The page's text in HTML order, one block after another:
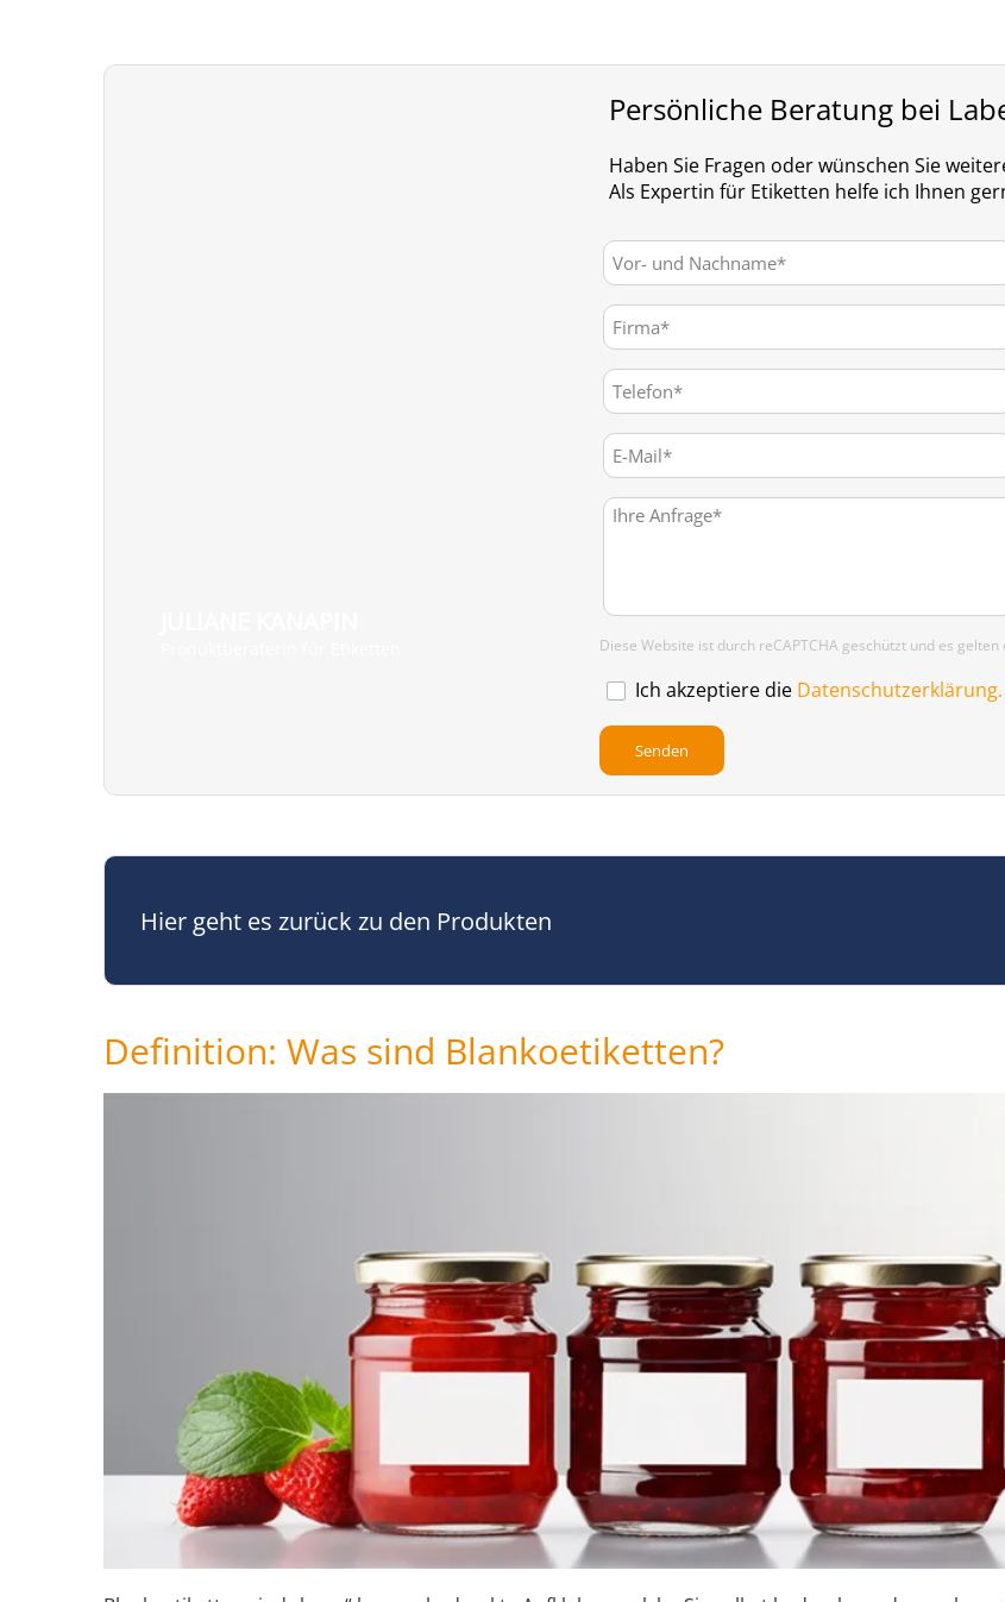
Persönliche Beratung bei
Haben Sie Fragen oder wünschen Sie
Als Expertin für Etiketten helfe ich Ihnen
Diese Website ist durch reCAPTCHA geschützt und es gelten
Ich akzeptiere die Datenschutzerklärung.
Hier geht es zurück zu den Produkten
Definition: Was sind Blankoetiketten?